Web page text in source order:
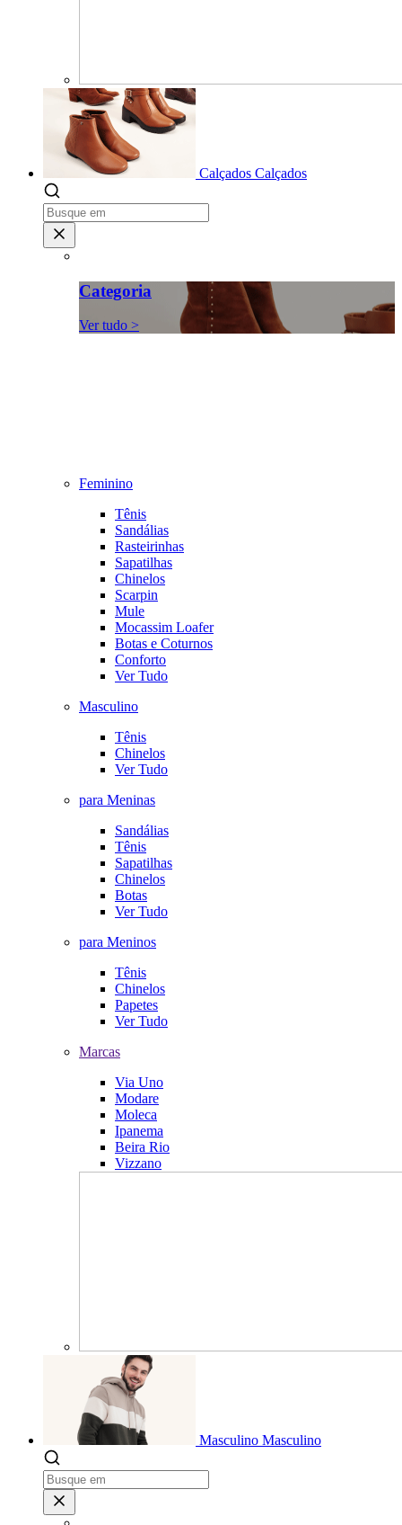
Calçados Calçados
Categoria
Ver tudo >
Feminino
Tênis
Sandálias
Rasteirinhas
Sapatilhas
Chinelos
Scarpin
Mule
Mocassim Loafer
Botas e Coturnos
Conforto
Ver Tudo
Masculino
Tênis
Chinelos
Ver Tudo
para Meninas
Sandálias
Tênis
Sapatilhas
Chinelos
Botas
Ver Tudo
para Meninos
Tênis
Chinelos
Papetes
Ver Tudo
Marcas
Via Uno
Modare
Moleca
Ipanema
Beira Rio
Vizzano
Masculino Masculino